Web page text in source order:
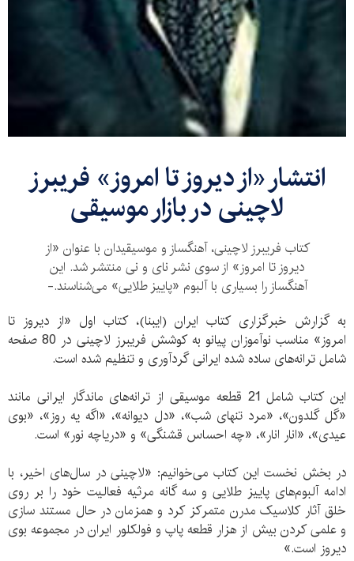
انتشار «از دیروز تا امروز» فریبرز
لاچینی در بازار موسیقی
کتاب فریبرز لاچینی، آهنگساز و موسیقیدان با عنوان «از
دیروز تا امروز» از سوی نشر نای و نی منتشر شد. این
آهنگساز را بسیاری با آلبوم «پاییز طلایی» می‌شناسند.-
به گزارش خبرگزاری کتاب ایران (ایبنا)، کتاب اول «از دیروز تا
امروز» مناسب نوآموزان پیانو به کوشش فریبرز لاچینی در 80 صفحه
شامل ترانه‌های ساده شده ایرانی گردآوری و تنظیم شده است.
این کتاب شامل 21 قطعه موسیقی از ترانه‌های ماندگار ایرانی مانند
«گل گلدون»، «مرد تنهای شب»، «دل دیوانه»، «اگه یه روز»، «بوی
عیدی»، «انار انار»، «چه احساس قشنگی» و «دریاچه نور» است.
در بخش نخست این کتاب می‌خوانیم: «لاچینی در سال‌های اخیر، با
ادامه آلبوم‌های پاییز طلایی و سه گانه مرثیه فعالیت خود را بر روی
خلق آثار کلاسیک مدرن متمرکز کرد و همزمان در حال مستند سازی
و علمی کردن بیش از هزار قطعه پاپ و فولکلور ایران در مجموعه بوی
دیروز است.»